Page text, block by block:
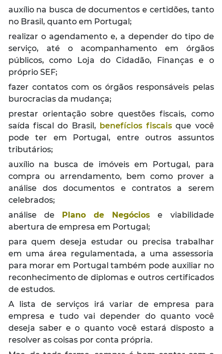
auxílio na busca de documentos e certidões, tanto
no Brasil, quanto em Portugal;
realizar o agendamento e, a depender do tipo de
serviço, até o acompanhamento em órgãos
públicos, como Loja do Cidadão, Finanças e o
próprio SEF;
fazer contatos com os órgãos responsáveis pelas
burocracias da mudança;
prestar orientação sobre questões fiscais, como
saída fiscal do Brasil, benefícios fiscaisque você
pode ter em Portugal, entre outros assuntos
tributários;
auxílio na busca de imóveis em Portugal, para
compra ou arrendamento, bem como prover a
análise dos documentos e contratos a serem
celebrados;
análise de Plano de Negócios e viabilidade
abertura de empresa em Portugal;
para quem deseja estudar ou precisa trabalhar
em uma área regulamentada, a uma assessoria
para morar em Portugal também pode auxiliar no
reconhecimento de diplomas e outros certificados
de estudos.
A lista de serviços irá variar de empresa para
empresa e tudo vai depender do quanto você
deseja saber e o quanto você estará disposto a
resolver as coisas por conta própria.